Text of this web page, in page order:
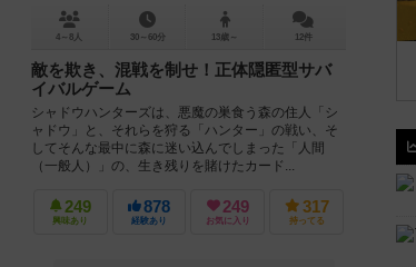
4～8人 30～60分 13歳～ 12件
敵を欺き、混戦を制せ！正体隠匿型サバ
イバルゲーム
シャドウハンターズは、悪魔の巣食う森の住人「シ
ャドウ」と、それらを狩る「ハンター」の戦い、そ
してそんな最中に森に迷い込んでしまった「人間
（一般人）」の、生き残りを賭けたカード...
249
興味あり
878
経験あり
249
お気に入り
317
持ってる